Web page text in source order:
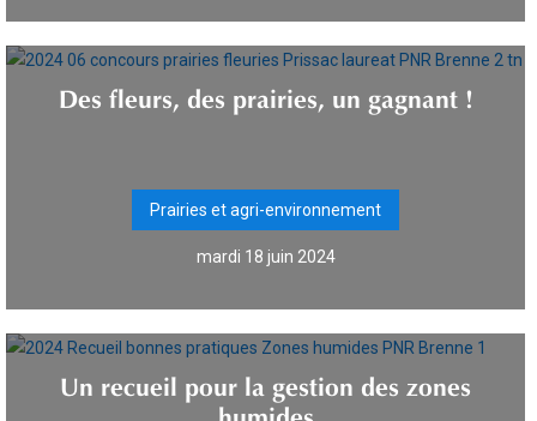
Des fleurs, des prairies, un gagnant !
Prairies et agri-environnement
mardi 18 juin 2024
Un recueil pour la gestion des zones
humides